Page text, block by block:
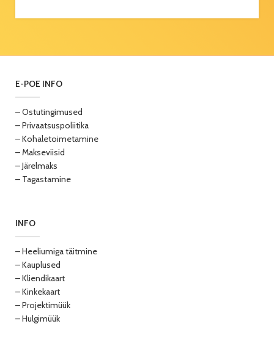
E-POE INFO
– Ostutingimused
– Privaatsuspoliitika
– Kohaletoimetamine
– Makseviisid
– Järelmaks
– Tagastamine
INFO
– Heeliumiga täitmine
– Kauplused
– Kliendikaart
– Kinkekaart
– Projektimüük
– Hulgimüük